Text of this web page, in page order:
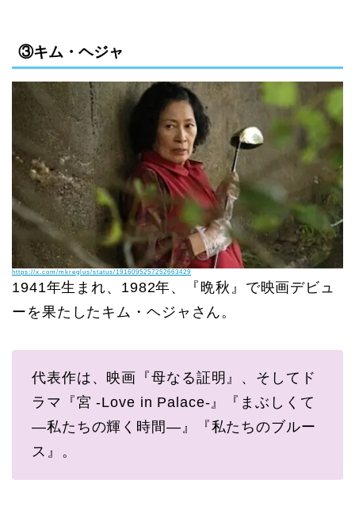
③キム・ヘジャ
https://x.com/mkreglus/status/1916095257252663429
1941年生まれ、1982年、『晩秋』で映画デビュ
ーを果たしたキム・ヘジャさん。
代表作は、映画『母なる証明』、そしてド
ラマ『宮 -Love in Palace-』『まぶしくて
―私たちの輝く時間―』『私たちのブルー
ス』。